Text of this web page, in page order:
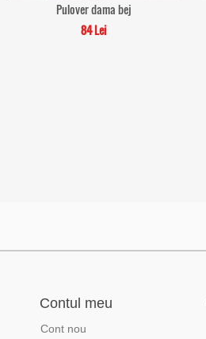
Pulover dama bej
84 Lei
Contul meu
Cont nou